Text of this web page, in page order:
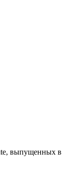
выпущенных в